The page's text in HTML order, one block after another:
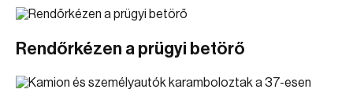
Rendőrkézen a prügyi betörő